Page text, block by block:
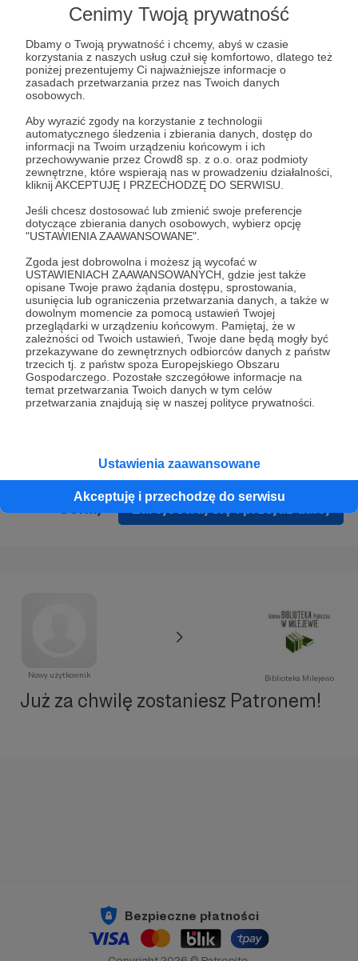
Cenimy Twoją prywatność
Dbamy o Twoją prywatność i chcemy, abyś w czasie
korzystania z naszych usług czuł się komfortowo, dlatego też
poniżej prezentujemy Ci najważniejsze informacje o
zasadach przetwarzania przez nas Twoich danych
osobowych.
Aby wyrazić zgody na korzystanie z technologii
automatycznego śledzenia i zbierania danych, dostęp do
informacji na Twoim urządzeniu końcowym i ich
przechowywanie przez Crowd8 sp. z o.o. oraz podmioty
zewnętrzne, które wspierają nas w prowadzeniu działalności,
kliknij AKCEPTUJĘ I PRZECHODZĘ DO SERWISU.
Jeśli chcesz dostosować lub zmienić swoje preferencje
dotyczące zbierania danych osobowych, wybierz opcję
"USTAWIENIA ZAAWANSOWANE".
Zgoda jest dobrowolna i możesz ją wycofać w
USTAWIENIACH ZAAWANSOWANYCH, gdzie jest także
opisane Twoje prawo żądania dostępu, sprostowania,
usunięcia lub ograniczenia przetwarzania danych, a także w
dowolnym momencie za pomocą ustawień Twojej
przeglądarki w urządzeniu końcowym. Pamiętaj, że w
zależności od Twoich ustawień, Twoje dane będą mogły być
przekazywane do zewnętrznych odbiorców danych z państw
trzecich tj. z państw spoza Europejskiego Obszaru
Gospodarczego. Pozostałe szczegółowe informacje na
temat przetwarzania Twoich danych w tym celów
przetwarzania znajdują się w naszej polityce prywatności.
Ustawienia zaawansowane
Akceptuję i przechodzę do serwisu
wyrażenia sprzeciwu wobec przetwarzania Twoich danych
osobowych. Rejestracja dla osób niepełnoletnich możliwa
jest po przekazaniu podpisanego formularza "Zgodna na
założenie konta przez osobę niepełnoletnią", formularz
dostępny jest na stronie regulaminu Patronite.pl.
* Zapoznałem się i akceptujęRegulaminserwisu oraz
* Wyrażam zgodę na przetwarzanie moich danych
osobowych podanych w formularzu rejestracyjnym w celu
prawidłowego świadczenia usług serwisu Patronite.
Wyrażam zgodę na otrzymywanie drogą elektroniczną
informacji handlowych - newslettera. Opcja ta może zostać
zmieniona w ustawieniach konta.
Zarejestruj się i przejdź dalej
Nowy użytkownik Biblioteka Milejewo
Już za chwilę zostaniesz Patronem!
Bezpieczne płatności